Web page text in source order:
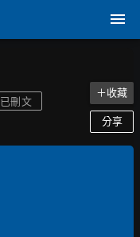
已刪文
＋收藏
分享